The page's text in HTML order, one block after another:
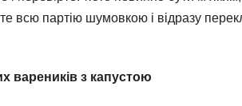
всю партію шумовкою і відразу
вареників з капустою